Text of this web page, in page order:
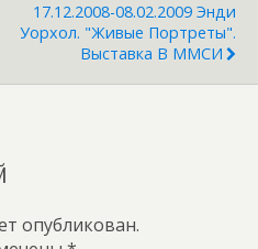
17.12.2008-08.02.2009 Энди
Уорхол. "Живые Портреты".
Выставка В ММСИ
опубликован.